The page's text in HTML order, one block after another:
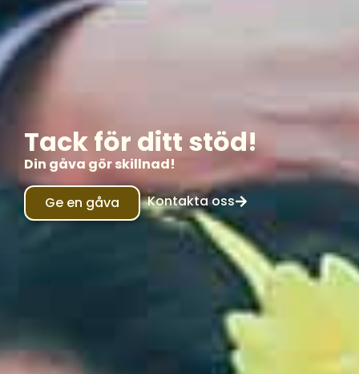
Tack för ditt stöd!
Din gåva gör skillnad!
Ge en gåva Kontakta oss